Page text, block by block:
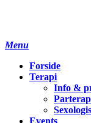
Menu
Forside
Terapi
Info &
Events